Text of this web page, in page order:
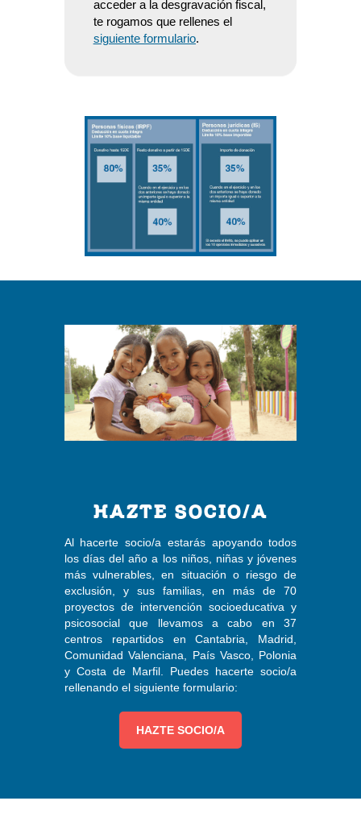
acceder a la desgravación fiscal,
te rogamos que rellenes el
siguiente formulario.
HAZTE SOCIO/A
Al hacerte socio/a estarás apoyando todos
los días del año a los niños, niñas y jóvenes
más vulnerables, en situación o riesgo de
exclusión, y sus familias, en más de 70
proyectos de intervención socioeducativa y
psicosocial que llevamos a cabo en 37
centros repartidos en Cantabria, Madrid,
Comunidad Valenciana, País Vasco, Polonia
y Costa de Marfil. Puedes hacerte socio/a
rellenando el siguiente formulario:
HAZTE SOCIO/A